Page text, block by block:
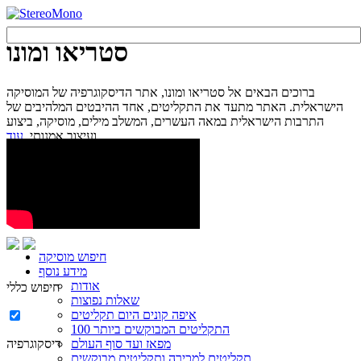
סטריאו ומונו
ברוכים הבאים אל סטריאו ומונו, אתר הדיסקוגרפיה של המוסיקה
הישראלית. האתר מתעד את התקליטים, אחד ההיבטים המלהיבים של
התרבות הישראלית במאה העשרים, המשלב מילים, מוסיקה, ביצוע
ועיצוב אמנותי.עוד...
חיפוש מוסיקה
מידע נוסף
אודות
שאלות נפוצות
איפה קונים היום תקליטים
100 התקליטים המבוקשים ביותר
מפאז ועד סוף העולם
תקליטים למכירה ותקליטים מבוקשים
חיפוש כללי
דיסקוגרפיה